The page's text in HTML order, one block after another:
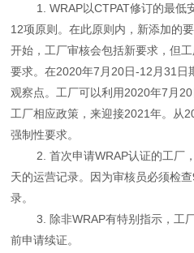
1. WRAP以CTPAT修订的最低
12项原则。在此原则内，新添加的
开始，工厂审核会包括新要求，但
要求。在2020年7月20日-12月31日
观察点。工厂可以利用2020年7月
工厂相应政策，来迎接2021年。从
强制性要求。
2. 首次申请WRAP认证的工厂，
天的运营记录。因为审核员必须检
录。
3. 除非WRAP有特别指示，工厂
前申请续证。